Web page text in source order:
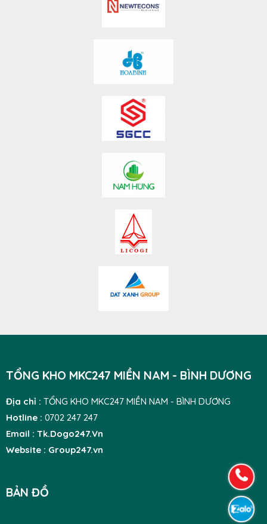
TỔNG KHO MKC247 MIỀN NAM - BÌNH DƯƠNG
Địa chỉ : TỔNG KHO MKC247 MIỀN NAM - BÌNH DƯƠNG
Hotline : 0702 247 247
Email : Tk.Dogo247.Vn
Website : Group247.vn
BẢN ĐỒ